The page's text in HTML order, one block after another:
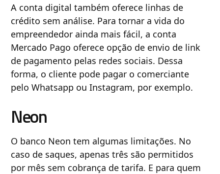
A conta digital também oferece linhas de
crédito sem análise. Para tornar a vida do
empreendedor ainda mais fácil, a conta
Mercado Pago oferece opção de envio de link
de pagamento pelas redes sociais. Dessa
forma, o cliente pode pagar o comerciante
pelo Whatsapp ou Instagram, por exemplo.
Neon
O banco Neon tem algumas limitações. No
caso de saques, apenas três são permitidos
por mês sem cobrança de tarifa. E para quem